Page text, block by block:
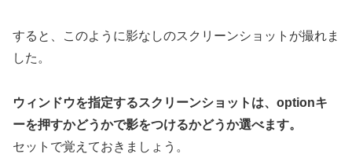
すると、このように影なしのスクリーンショットが撮れま
した。
ウィンドウを指定するスクリーンショットは、optionキ
ーを押すかどうかで影をつけるかどうか選べます。
セットで覚えておきましょう。